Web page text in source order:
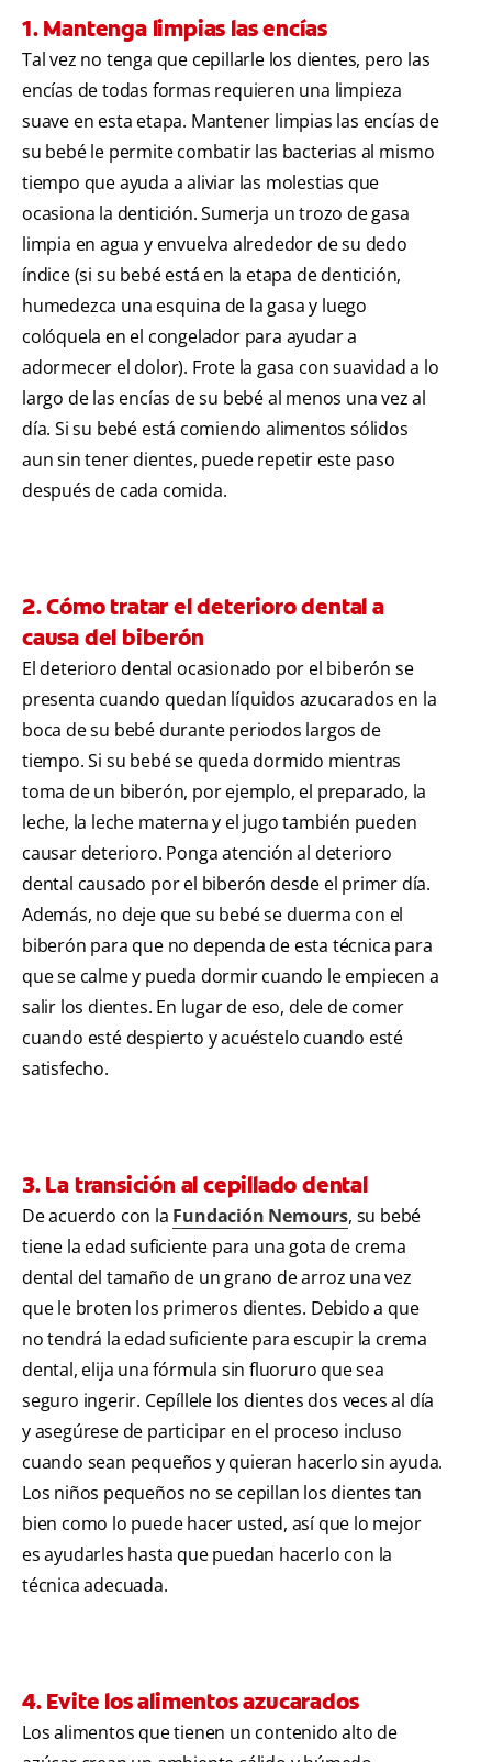
1. Mantenga limpias las encías
Tal vez no tenga que cepillarle los dientes, pero las
encías de todas formas requieren una limpieza
suave en esta etapa. Mantener limpias las encías de
su bebé le permite combatir las bacterias al mismo
tiempo que ayuda a aliviar las molestias que
ocasiona la dentición. Sumerja un trozo de gasa
limpia en agua y envuelva alrededor de su dedo
índice (si su bebé está en la etapa de dentición,
humedezca una esquina de la gasa y luego
colóquela en el congelador para ayudar a
adormecer el dolor). Frote la gasa con suavidad a lo
largo de las encías de su bebé al menos una vez al
día. Si su bebé está comiendo alimentos sólidos
aun sin tener dientes, puede repetir este paso
después de cada comida.
2. Cómo tratar el deterioro dental a
causa del biberón
El deterioro dental ocasionado por el biberón se
presenta cuando quedan líquidos azucarados en la
boca de su bebé durante periodos largos de
tiempo. Si su bebé se queda dormido mientras
toma de un biberón, por ejemplo, el preparado, la
leche, la leche materna y el jugo también pueden
causar deterioro. Ponga atención al deterioro
dental causado por el biberón desde el primer día.
Además, no deje que su bebé se duerma con el
biberón para que no dependa de esta técnica para
que se calme y pueda dormir cuando le empiecen a
salir los dientes. En lugar de eso, dele de comer
cuando esté despierto y acuéstelo cuando esté
satisfecho.
3. La transición al cepillado dental
De acuerdo con la Fundación Nemours, su bebé
tiene la edad suficiente para una gota de crema
dental del tamaño de un grano de arroz una vez
que le broten los primeros dientes. Debido a que
no tendrá la edad suficiente para escupir la crema
dental, elija una fórmula sin fluoruro que sea
seguro ingerir. Cepíllele los dientes dos veces al día
y asegúrese de participar en el proceso incluso
cuando sean pequeños y quieran hacerlo sin ayuda.
Los niños pequeños no se cepillan los dientes tan
bien como lo puede hacer usted, así que lo mejor
es ayudarles hasta que puedan hacerlo con la
técnica adecuada.
4. Evite los alimentos azucarados
Los alimentos que tienen un contenido alto de